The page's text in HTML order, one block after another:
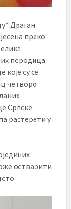
Драган
преко
породица.
које су се
четворо
Српске
растерети у
остварити